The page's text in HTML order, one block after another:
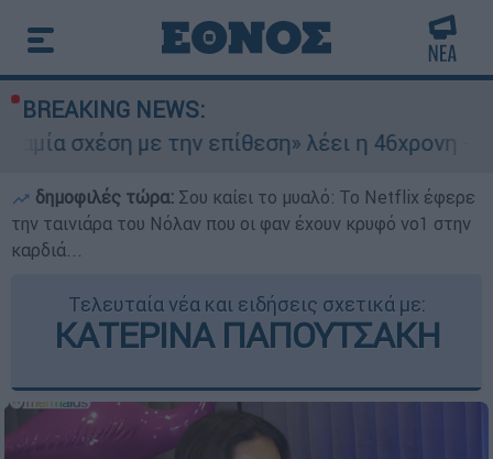
BREAKING NEWS:
την επίθεση» λέει η 46χρονη - Τι αποκάλυψε
δημοφιλές τώρα: Σου καίει το μυαλό: Το Netflix έφερε
την ταινιάρα του Νόλαν που οι φαν έχουν κρυφό νο1 στην
καρδιά...
Τελευταία νέα και ειδήσεις σχετικά με:
ΚΑΤΕΡΙΝΑ ΠΑΠΟΥΤΣΑΚΗ